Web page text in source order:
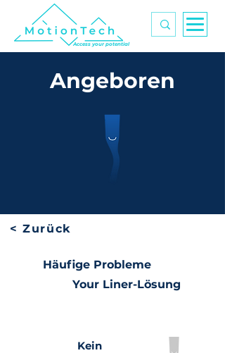
Access your potential
Angeboren
< Zurück
Häufige Probleme
Your Liner-Lösung
Kein